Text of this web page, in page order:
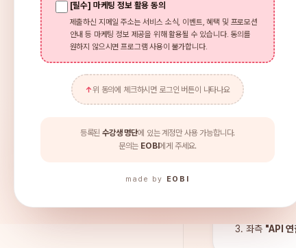
[필수] 마케팅 정보 활용 동의
제출하신 지메일 주소는 서비스 소식, 이벤트, 혜택 및 프로모션
안내 등 마케팅 정보 제공을 위해 활용될 수 있습니다. 동의를
원하지 않으시면 프로그램 사용이 불가합니다.
위 동의에 체크하시면 로그인 버튼이 나타나요
등록된수강생 명단에 있는 계정만 사용 가능합니다.
문의는 EOBI 에게 주세요.
made by EOBI
API 연결 5개 영역 ·
YouTube
Gemini API
좌측 "API 연